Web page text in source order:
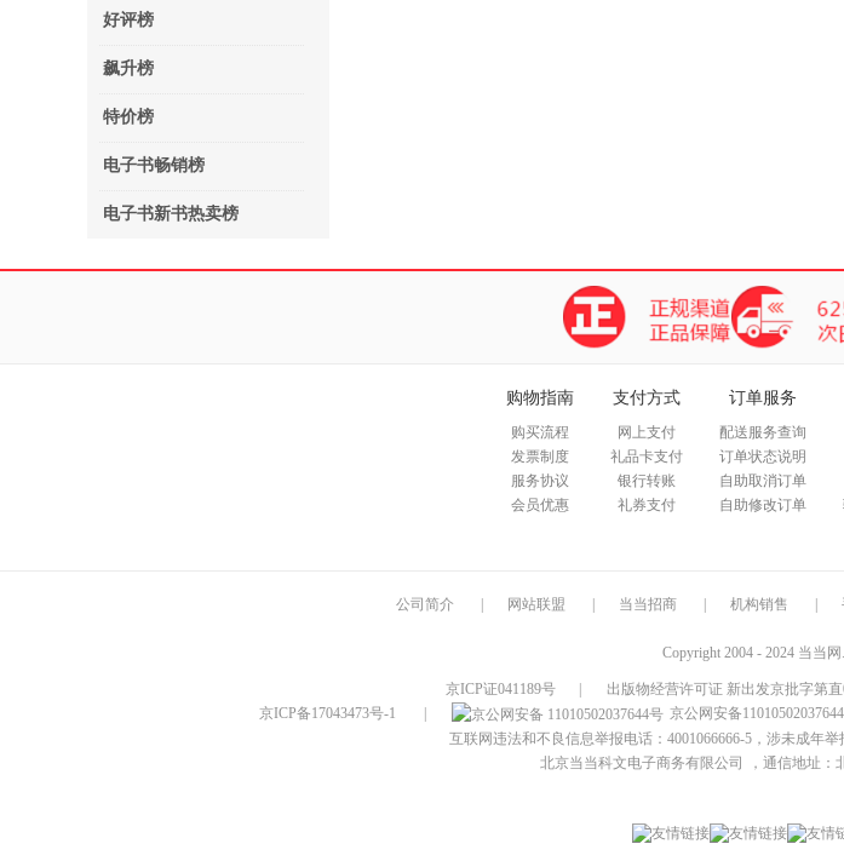
好评榜
飙升榜
特价榜
电子书畅销榜
电子书新书热卖榜
购物指南
购买流程
发票制度
服务协议
会员优惠
支付方式
网上支付
礼品卡支付
银行转账
礼券支付
订单服务
配送服务查询
订单状态说明
自助取消订单
自助修改订单
公司简介 网站联盟 当当招商 机构销售
Copyright 2004 - 2024 当当
京ICP证041189号 出版物经营许可证 新出发京批字第直
京ICP备17043473号-1
京公网安备
互联网违法和不良信息举报电话：4001066666-5，涉未成年举
北京当当科文电子商务有限公司
，通信地址：